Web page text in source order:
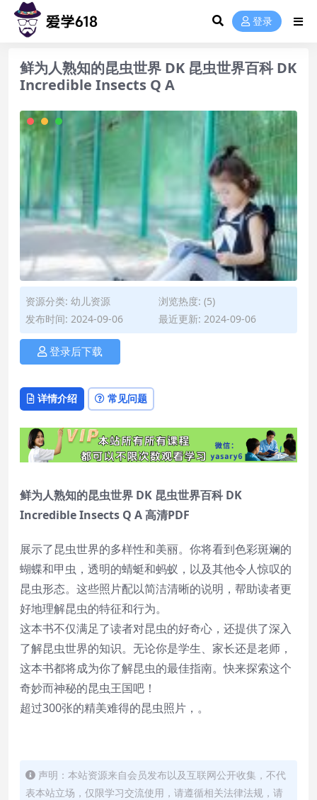
登录
鲜为人熟知的昆虫世界 DK 昆虫世界百科 DK
Incredible Insects Q A
资源分类: 幼儿资源
浏览热度: (5)
发布时间: 2024-09-06
最近更新: 2024-09-06
登录后下载
详情介绍 常见问题
鲜为人熟知的昆虫世界 DK 昆虫世界百科 DK
Incredible Insects Q A 高清PDF
展示了昆虫世界的多样性和美丽。你将看到色彩斑斓的
蝴蝶和甲虫，透明的蜻蜓和蚂蚁，以及其他令人惊叹的
昆虫形态。这些照片配以简洁清晰的说明，帮助读者更
好地理解昆虫的特征和行为。
这本书不仅满足了读者对昆虫的好奇心，还提供了深入
了解昆虫世界的知识。无论你是学生、家长还是老师，
这本书都将成为你了解昆虫的最佳指南。快来探索这个
奇妙而神秘的昆虫王国吧！
超过300张的精美难得的昆虫照片，。
声明：本站资源来自会员发布以及互联网公开收集，不代
表本站立场，仅限学习交流使用，请遵循相关法律法规，请